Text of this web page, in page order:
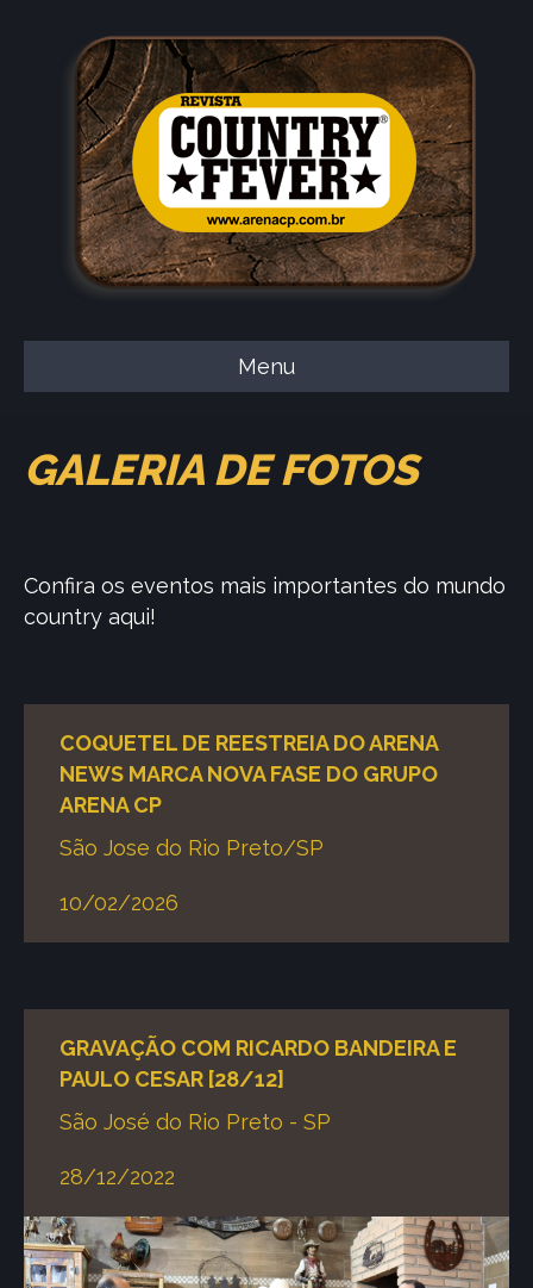
Menu
GALERIA DE FOTOS
Confira os eventos mais importantes do mundo
country aqui!
COQUETEL DE REESTREIA DO ARENA
NEWS MARCA NOVA FASE DO GRUPO
ARENA CP
São Jose do Rio Preto/SP
10/02/2026
GRAVAÇÃO COM RICARDO BANDEIRA E
PAULO CESAR [28/12]
São José do Rio Preto - SP
28/12/2022